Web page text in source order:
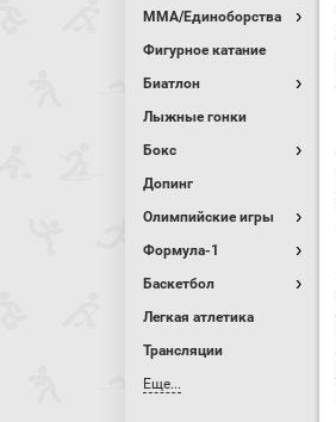
MMA/Единоборства
Фигурное катание
Биатлон
Лыжные гонки
Бокс
Допинг
Олимпийские игры
Формула-1
Баскетбол
Легкая атлетика
Трансляции
Еще...